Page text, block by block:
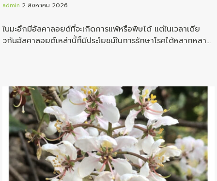
admin 2 สิงหาคม 2026
ในมะอึกมีอัลคาลอยด์ที่จะเกิดการแพ้หรือพิษได้ แต่ในเวลาเดีย
วกันอัลคาลอยด์เหล่านี้ก็มีประโยชน์ในการรักษาโรคได้หลากหลาย